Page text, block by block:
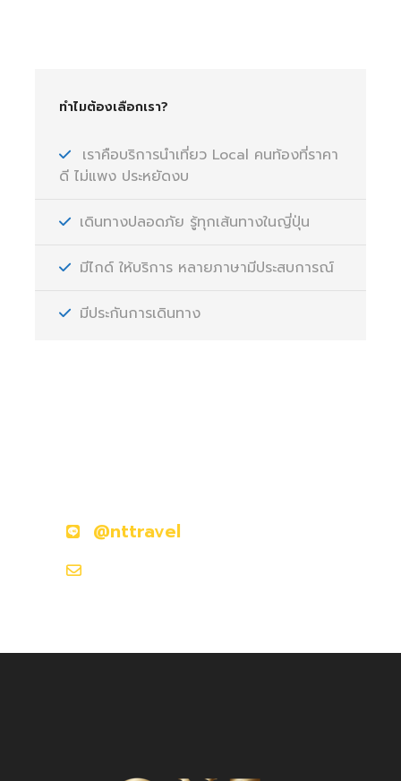
ทำไมต้องเลือกเรา?
เราคือบริการนำเที่ยว Local คนท้องที่ราคา
ดี ไม่แพง ประหยัดงบ
เดินทางปลอดภัย รู้ทุกเส้นทางในญี่ปุ่น
มีไกด์ ให้บริการ หลายภาษามีประสบการณ์
มีประกันการเดินทาง
@nttravel